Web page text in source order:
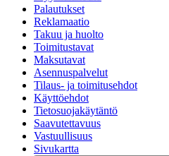
Palautukset
Reklamaatio
Takuu ja huolto
Toimitustavat
Maksutavat
Asennuspalvelut
Tilaus- ja toimitusehdot
Käyttöehdot
Tietosuojakäytäntö
Saavutettavuus
Vastuullisuus
Sivukartta